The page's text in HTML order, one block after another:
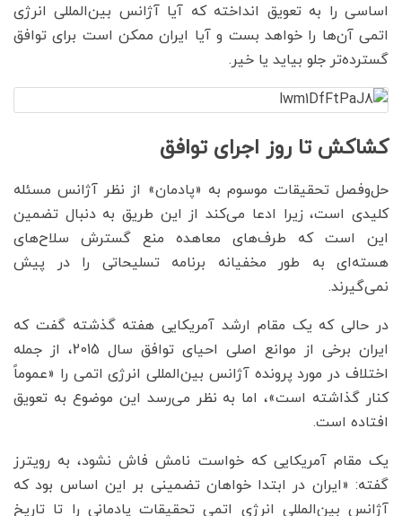
اساسی را به تعویق انداخته که آیا آژانس بین‌المللی انرژی
اتمی آن‌ها را خواهد بست و آیا ایران ممکن است برای توافق
گسترده‌تر جلو بیاید یا خیر.
کشاکش تا روز اجرای توافق
حل‌و‌فصل تحقیقات موسوم به «پادمان» از نظر آژانس مسئله
کلیدی است، زیرا ادعا می‌کند از این طریق به دنبال تضمین
این است که طرف‌های معاهده منع گسترش سلاح‌های
هسته‌ای به طور مخفیانه برنامه تسلیحاتی را در پیش
نمی‌گیرند.
در حالی که یک مقام ارشد آمریکایی هفته گذشته گفت که
ایران برخی از موانع اصلی احیای توافق سال 2015، از جمله
اختلاف در مورد پرونده آژانس بین‌المللی انرژی اتمی را «عموماً
کنار گذاشته است»، اما به نظر می‌رسد این موضوع به تعویق
افتاده است.
یک مقام آمریکایی که خواست نامش فاش نشود، به رویترز
گفته: «ایران در ابتدا خواهان تضمینی بر این اساس بود که
آژانس بین‌المللی انرژی اتمی تحقیقات پادمانی را تا تاریخ